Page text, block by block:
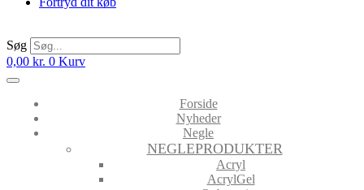
Søg
0,00 kr. 0 Kurv
Forside
Nyheder
Negle
NEGLEPRODUKTER
Acryl
AcrylGel